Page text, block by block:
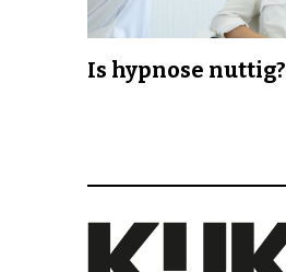
Is hypnose nuttig?